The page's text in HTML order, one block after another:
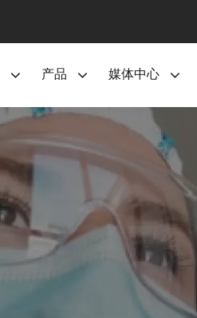
产品 媒体中心